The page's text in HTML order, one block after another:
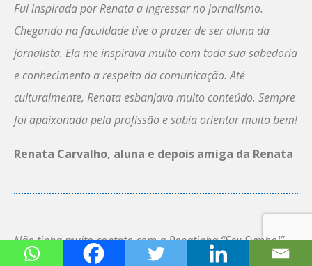
Fui inspirada por Renata a ingressar no jornalismo.
Chegando na faculdade tive o prazer de ser aluna da
jornalista. Ela me inspirava muito com toda sua sabedoria
e conhecimento a respeito da comunicação. Até
culturalmente, Renata esbanjava muito conteúdo. Sempre
foi apaixonada pela profissão e sabia orientar muito bem!
Renata Carvalho, aluna e depois amiga da Renata
Não tinha muito contato com a Renatinha “Sex Symbol”
(sim, era assim que o ecano Aldo a chamava… <hehe>)